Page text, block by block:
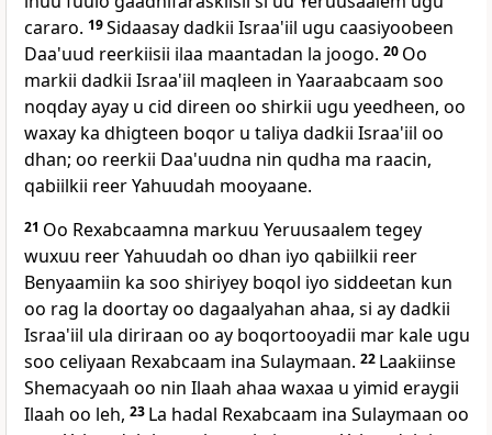
cararo. 19Sidaasay dadkii Israa'iil ugu caasiyoobeen
Daa'uud reerkiisii ilaa maantadan la joogo. 20 Oo
markii dadkii Israa'iil maqleen in Yaaraabcaam soo
noqday ayay u cid direen oo shirkii ugu yeedheen, oo
waxay ka dhigteen boqor u taliya dadkii Israa'iil oo
dhan; oo reerkii Daa'uudna nin qudha ma raacin,
qabiilkii reer Yahuudah mooyaane.
21 Oo Rexabcaamna markuu Yeruusaalem tegey
wuxuu reer Yahuudah oo dhan iyo qabiilkii reer
Benyaamiin ka soo shiriyey boqol iyo siddeetan kun
oo rag la doortay oo dagaalyahan ahaa, si ay dadkii
Israa'iil ula diriraan oo ay boqortooyadii mar kale ugu
soo celiyaan Rexabcaam ina Sulaymaan. 22 Laakiinse
Shemacyaah oo nin Ilaah ahaa waxaa u yimid eraygii
Ilaah oo leh, 23 La hadal Rexabcaam ina Sulaymaan oo